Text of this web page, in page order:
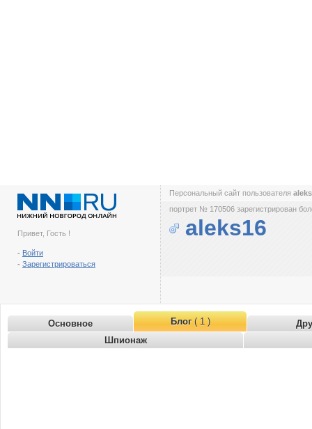
Привет, Гость !
- Войти
- Зарегистрироваться
Персональный сайт пользователя
портрет № 170506 зарегистрирован
aleks16
Основное Блог( 1 )
Шпионаж